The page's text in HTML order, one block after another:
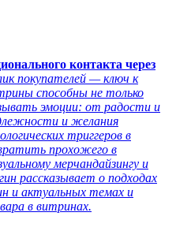
контакта через
покупателей — ключ к
способны не только
эмоции: от радости и
и желания
триггеров в
прохожего в
мерчандайзингу и
рассказывает о подходах
и актуальных темах и
в витринах.